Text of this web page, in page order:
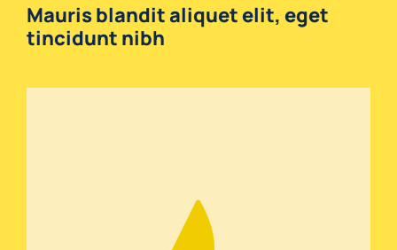
Mauris blandit aliquet elit, eget
tincidunt nibh